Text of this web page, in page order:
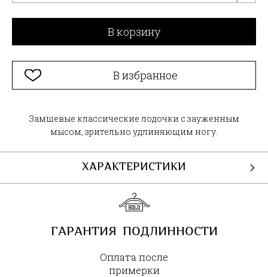
В корзину
В избранное
Замшевые классические лодочки с зауженным
мысом, зрительно удлиняющим ногу.
ХАРАКТЕРИСТИКИ
ГАРАНТИЯ ПОДЛИННОСТИ
Оплата после
примерки